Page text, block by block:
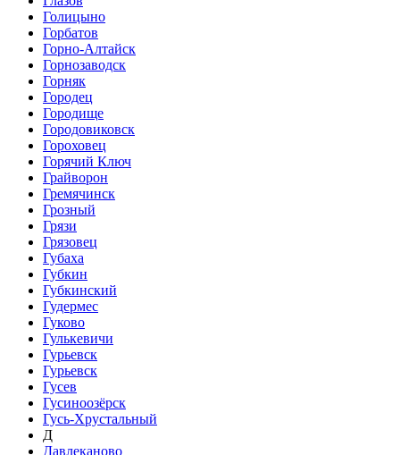
Голицыно
Горбатов
Горно-Алтайск
Горнозаводск
Горняк
Городец
Городище
Городовиковск
Гороховец
Горячий Ключ
Грайворон
Гремячинск
Грозный
Грязи
Грязовец
Губаха
Губкин
Губкинский
Гудермес
Гуково
Гулькевичи
Гурьевск
Гурьевск
Гусев
Гусиноозёрск
Гусь-Хрустальный
Д
Давлеканово